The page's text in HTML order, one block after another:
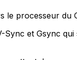
processeur du
Sync et Gsync